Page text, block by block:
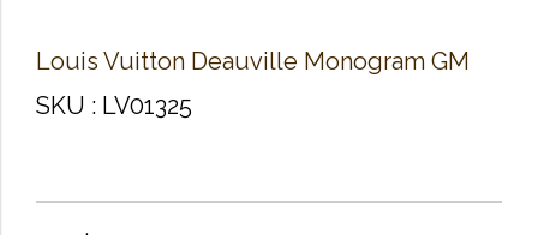
Louis Vuitton Deauville Monogram GM
SKU : LV01325